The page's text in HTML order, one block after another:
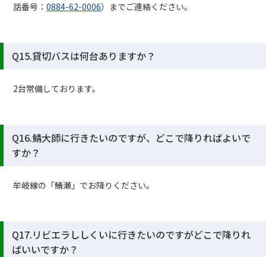
話番号：0884-62-0006）までご連絡ください。
Q15.貸切バスは何台ありますか？
2台常備しております。
Q16.鯖大師に行きたいのですが、どこで降りればよいで
すか？
牟岐線の「鯖瀬」でお降りください。
Q17.リビエラししくいに行きたいのですがどこで降りれ
ばいいですか？